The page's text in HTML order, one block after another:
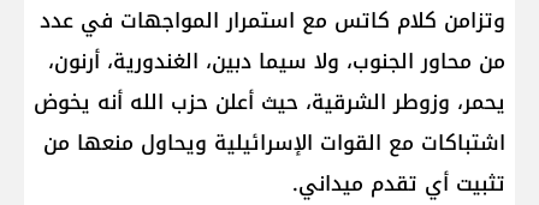
وتزامن كلام كاتس مع استمرار المواجهات في عدد
من محاور الجنوب، ولا سيما دبين، الغندورية، أرنون،
يحمر، وزوطر الشرقية، حيث أعلن حزب الله أنه يخوض
اشتباكات مع القوات الإسرائيلية ويحاول منعها من
تثبيت أي تقدم ميداني.